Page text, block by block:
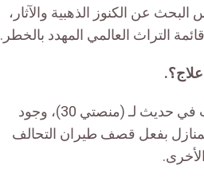
عن الكنوز الذهبية والآثار،
التراث العالمي المهدد بالخطر.
أمة الرزاق جحاف وكيل هيئة الحفاظ على المدن التاريخية، أكدت في حديث لـ (منصتي 30)، وجود
المنازل بفعل قصف طيران التحالف